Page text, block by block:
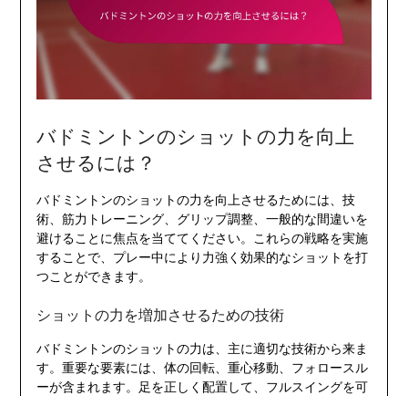
バドミントンのショットの力を向上
させるには？
バドミントンのショットの力を向上させるためには、技
術、筋力トレーニング、グリップ調整、一般的な間違いを
避けることに焦点を当ててください。これらの戦略を実施
することで、プレー中により力強く効果的なショットを打
つことができます。
ショットの力を増加させるための技術
バドミントンのショットの力は、主に適切な技術から来ま
す。重要な要素には、体の回転、重心移動、フォロースル
ーが含まれます。足を正しく配置して、フルスイングを可